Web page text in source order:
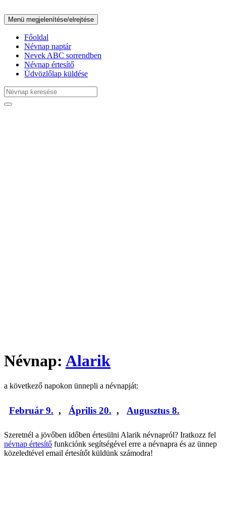
Menü megjelenítése/elrejtése
Főoldal
Névnap naptár
Nevek ABC sorrendben
Névnap értesítő
Üdvözlőlap küldése
Névnap: Alarik
a következő napokon ünnepli a névnapját:
Február 9. , Április 20. , Augusztus 8.
Szeretnél a jövőben időben értesülni Alarik névnapról? Iratkozz fel
névnap értesítő funkciónk segítségével erre a névnapra és az ünnep
közeledtével email értesítőt küldünk számodra!